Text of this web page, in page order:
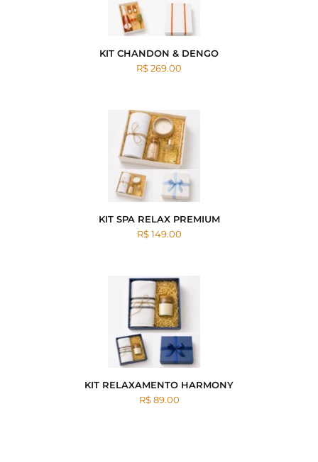
KIT CHANDON & DENGO
R$ 269.00
KIT SPA RELAX PREMIUM
R$ 149.00
KIT RELAXAMENTO HARMONY
R$ 89.00